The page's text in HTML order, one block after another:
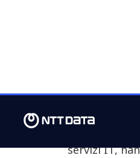
leader nel
mondo
servizi IT,